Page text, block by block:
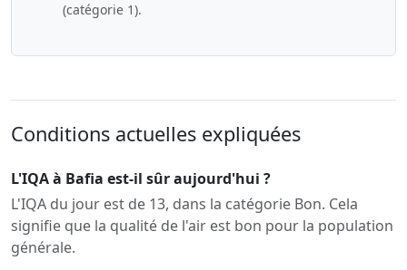
(catégorie 1).
Conditions actuelles expliquées
L'IQA à Bafia est-il sûr aujourd'hui ?
L'IQA du jour est de 13, dans la catégorie Bon. Cela
signifie que la qualité de l'air est bon pour la population
générale.